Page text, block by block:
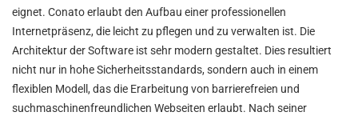
eignet. Conato erlaubt den Aufbau einer professionellen
Internetpräsenz, die leicht zu pflegen und zu verwalten ist. Die
Architektur der Software ist sehr modern gestaltet. Dies resultiert
nicht nur in hohe Sicherheitsstandards, sondern auch in einem
flexiblen Modell, das die Erarbeitung von barrierefreien und
suchmaschinenfreundlichen Webseiten erlaubt. Nach seiner